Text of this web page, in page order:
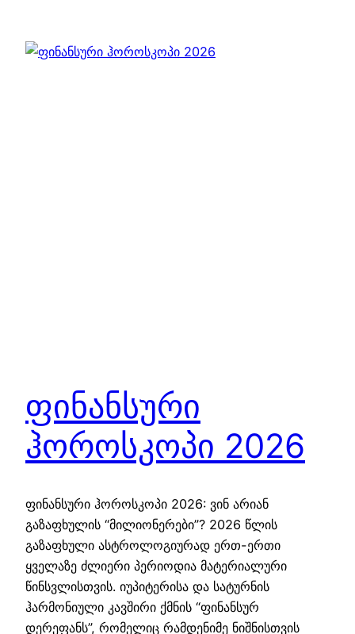
ფინანსური
ჰოროსკოპი 2026
ფინანსური ჰოროსკოპი 2026: ვინ არიან
გაზაფხულის “მილიონერები”? 2026 წლის
გაზაფხული ასტროლოგიურად ერთ-ერთი
ყველაზე ძლიერი პერიოდია მატერიალური
წინსვლისთვის. იუპიტერისა და სატურნის
ჰარმონიული კავშირი ქმნის “ფინანსურ
დერეფანს”, რომელიც რამდენიმე ნიშნისთვის